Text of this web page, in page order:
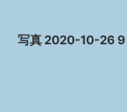
写真 2020-10-26